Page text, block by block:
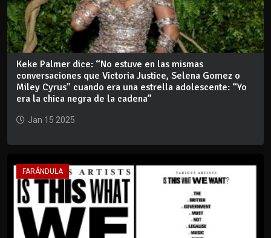
Keke Palmer dice: “No estuve en las mismas
conversaciones que Victoria Justice, Selena Gomez o
Miley Cyrus” cuando era una estrella adolescente: “Yo
era la chica negra de la cadena”
Jan 15 2025
FARÁNDULA